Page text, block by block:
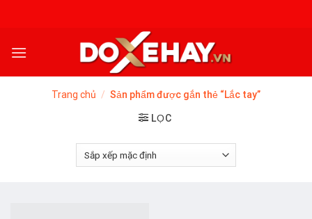
Trang chủ / Sản phẩm được gắn thẻ “Lắc tay”
LỌC